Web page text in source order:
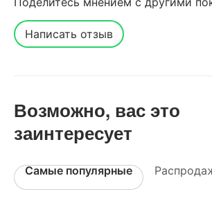
Написать отзыв
Возможно, вас это
заинтересует
Самые популярные